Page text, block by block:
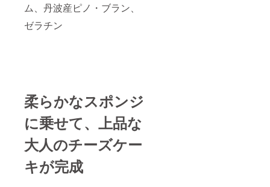
ム、丹波産ピノ・ブラン、
ゼラチン
柔らかなスポンジ
に乗せて、上品な
大人のチーズケー
キが完成